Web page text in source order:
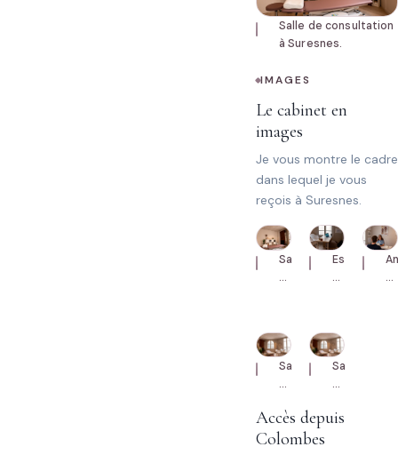
Salle de consultation
à Suresnes.
IMAGES
Le cabinet en
images
Je vous montre le cadre
dans lequel je vous
reçois à Suresnes.
Salle
de
table
du
cabinet.
Espace
d'anamnèse
et
chaises.
au
Salle
de
au
cabinet.
Salle
de
au
Accès depuis
Colombes